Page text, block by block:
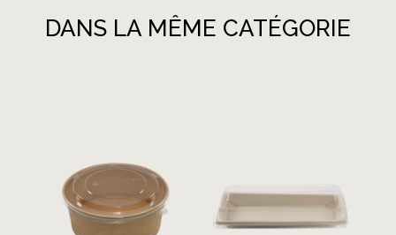
DANS LA MÊME CATÉGORIE